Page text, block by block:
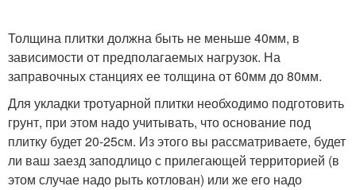
Толщина плитки должна быть не меньше 40мм, в
зависимости от предполагаемых нагрузок. На
заправочных станциях ее толщина от 60мм до 80мм.
Для укладки тротуарной плитки необходимо подготовить
грунт, при этом надо учитывать, что основание под
плитку будет 20-25см. Из этого вы рассматриваете, будет
ли ваш заезд заподлицо с прилегающей территорией (в
этом случае надо рыть котлован) или же его надо